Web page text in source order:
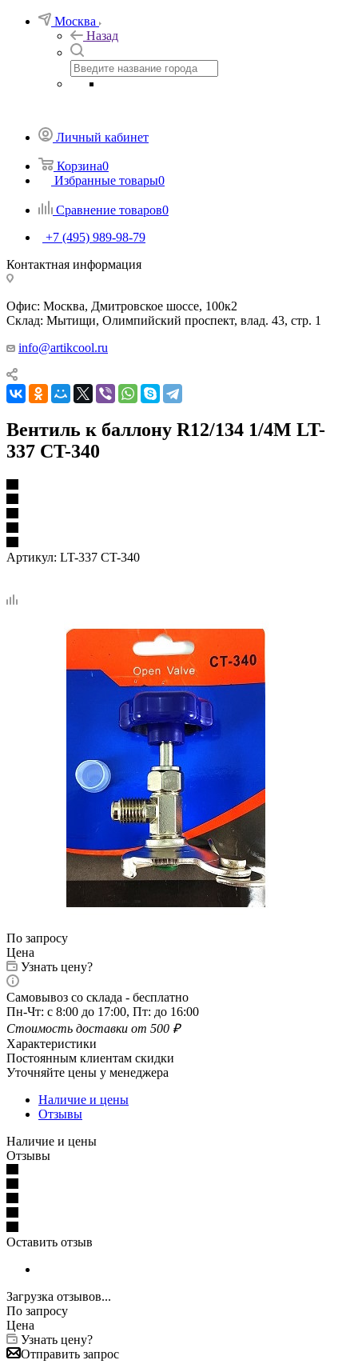
Москва
Назад
Личный кабинет
Корзина0
Избранные товары0
Сравнение товаров0
+7 (495) 989-98-79
Контактная информация
Офис: Москва, Дмитровское шоссе, 100к2
Склад: Мытищи, Олимпийский проспект, влад. 43, стр. 1
info@artikcool.ru
Вентиль к баллону R12/134 1/4M LT-
337 CT-340
Артикул: LT-337 CT-340
По запросу
Цена
Узнать цену?
Самовывоз со склада - бесплатно
Пн-Чт: с 8:00 до 17:00, Пт: до 16:00
Стоимость доставки от 500 ₽
Характеристики
Постоянным клиентам скидки
Уточняйте цены у менеджера
Наличие и цены
Отзывы
Наличие и цены
Отзывы
Оставить отзыв
Загрузка отзывов...
По запросу
Цена
Узнать цену?
Отправить запрос